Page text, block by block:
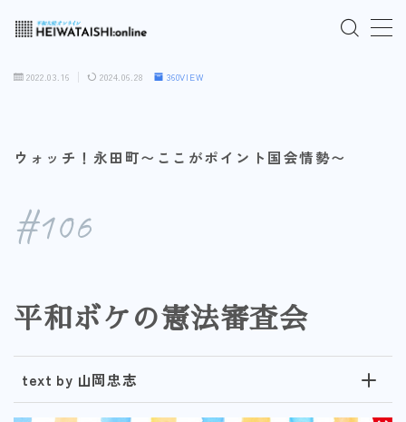
「HEIWATAISHI:online」について
よくあるご質問
お問い合わせ
2022.03.16 2024.06.28 360VIEW
ウォッチ！永田町〜ここがポイント国会情勢〜
#106
平和ボケの憲法審査会
text by 山岡忠志